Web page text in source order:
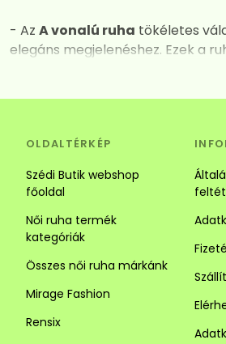
- Az A vonalú ruha tökéletes
elegáns megjelenéshez. Ezek a
kombinációja garantálja a
vonzó megjelenést. Tökéletes
hétköznapra is.
- AzIngruhaegy igazi jolly joker
közül választhatsz. Az ingruhák
sikkes megjelenéhez. Az ingruhák
révén tökéletesek lehetnek
viseletnek is, kombináld
szuper övvel. Alacsony
OLDALTÉRKÉP
Szédi Butik webshop
főoldal
Női ruha termék
kategóriák
Összes női ruha márkánk
Mirage Fashion
Rensix